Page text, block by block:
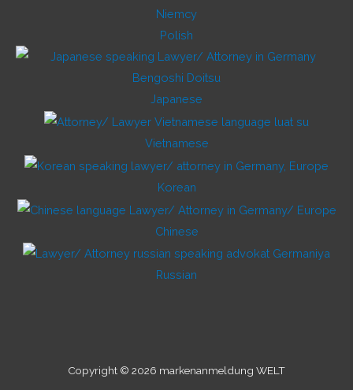
Polish
Japanese
Vietnamese
Korean
Chinese
Russian
Copyright © 2026 markenanmeldung WELT